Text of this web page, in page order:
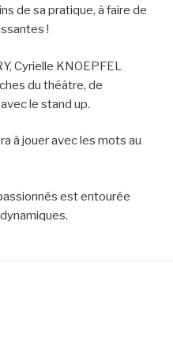
de sa pratique, à faire de
!
Cyrielle KNOEPFEL
du théâtre, de
le stand up.
à jouer avec les mots au
est entourée